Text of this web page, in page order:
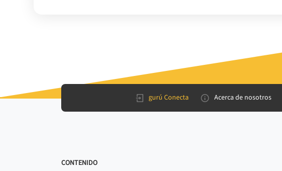
gurú Conecta Acerca de nosotros
CONTENIDO